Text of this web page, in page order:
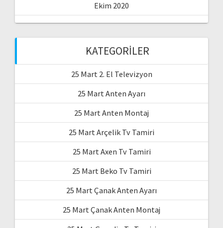
Ekim 2020
KATEGORILER
25 Mart 2. El Televizyon
25 Mart Anten Ayarı
25 Mart Anten Montaj
25 Mart Arçelik Tv Tamiri
25 Mart Axen Tv Tamiri
25 Mart Beko Tv Tamiri
25 Mart Çanak Anten Ayarı
25 Mart Çanak Anten Montaj